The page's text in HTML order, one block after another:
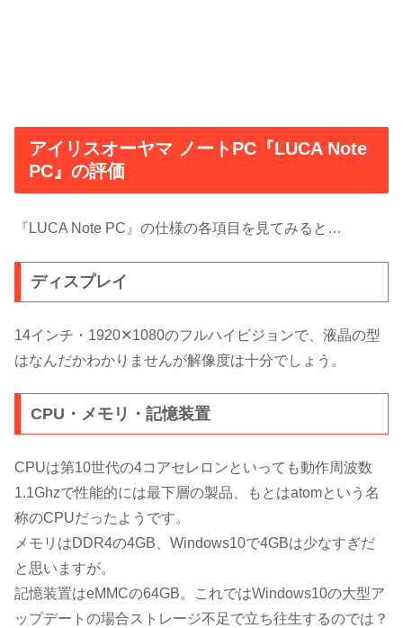
アイリスオーヤマ ノートPC『LUCA Note
PC』の評価
『LUCA Note PC』の仕様の各項目を見てみると…
ディスプレイ
14インチ・1920✕1080のフルハイビジョンで、液晶の型
はなんだかわかりませんが解像度は十分でしょう。
CPU・メモリ・記憶装置
CPUは第10世代の4コアセレロンといっても動作周波数
1.1Ghzで性能的には最下層の製品、もとはatomという名
称のCPUだったようです。
メモリはDDR4の4GB、Windows10で4GBは少なすぎだ
と思いますが。
記憶装置はeMMCの64GB。これではWindows10の大型ア
ップデートの場合ストレージ不足で立ち往生するのでは？